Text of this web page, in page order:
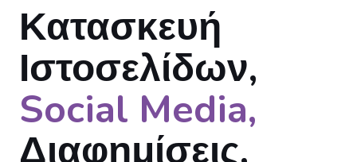
Κατασκευή
Ιστοσελίδων,
Social Media,
Διαφημίσεις,